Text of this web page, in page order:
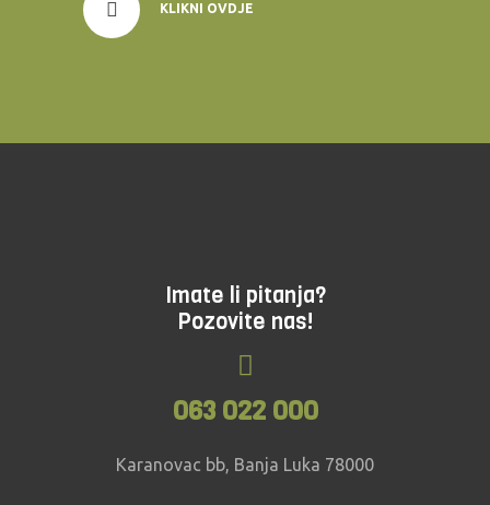
KLIKNI OVDJE
Imate li pitanja?
Pozovite nas!
063 022 000
Karanovac bb, Banja Luka 78000